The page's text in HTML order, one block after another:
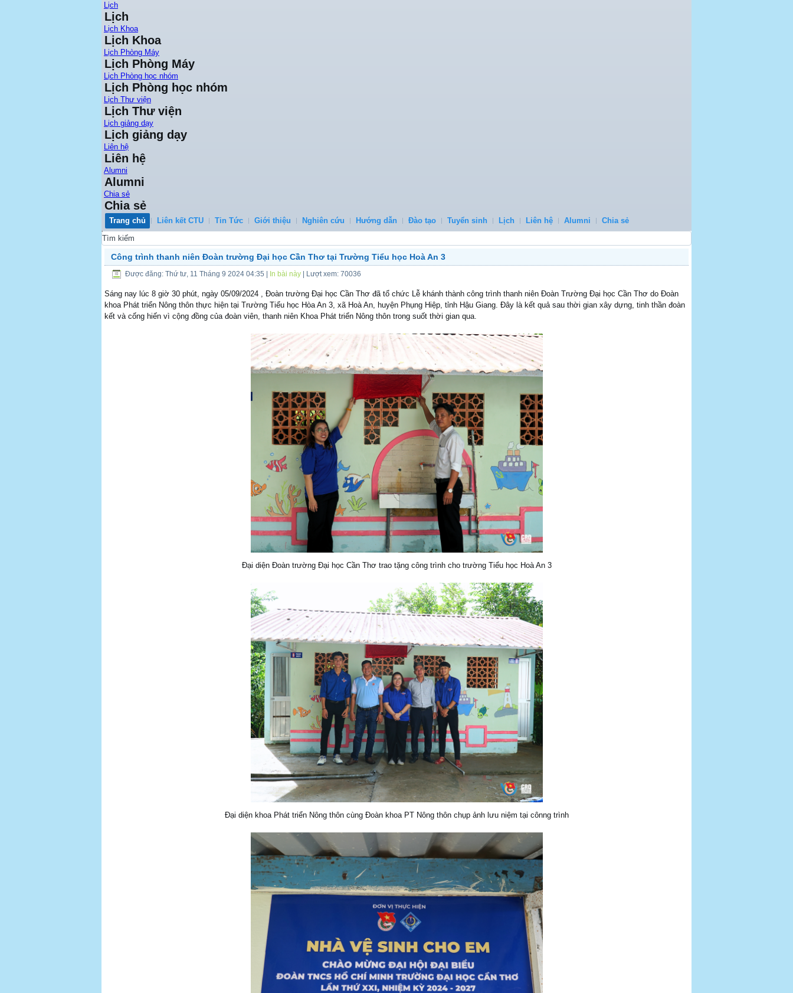
Lịch
Lịch
Lịch Khoa
Lịch Khoa
Lịch Phòng Máy
Lịch Phòng Máy
Lịch Phòng học nhóm
Lịch Phòng học nhóm
Lịch Thư viện
Lịch Thư viện
Lịch giảng dạy
Lịch giảng dạy
Liên hệ
Liên hệ
Alumni
Alumni
Chia sẻ
Chia sẻ
Trang chủ Liên kết CTU Tin Tức Giới thiệu Nghiên cứu Hướng dẫn Đào tạo Tuyển sinh Lịch Liên hệ Alumni
Chia sẻ
0
Công trình thanh niên Đoàn trường Đại học Cần Thơ tại Trường Tiểu học Hoà An 3
Được đăng: Thứ tư, 11 Tháng 9 2024 04:35 In bài này | Lượt xem: 70036
Sáng nay lúc 8 giờ 30 phút, ngày 05/09/2024 , Đoàn trường Đại học Cần Thơ đã tổ chức Lễ khánh thành công trình thanh niên Đoàn Trường Đại học Cần Thơ do Đoàn
khoa Phát triển Nông thôn thực hiện tại Trường Tiểu học Hòa An 3, xã Hoà An, huyện Phụng Hiệp, tỉnh Hậu Giang. Đây là kết quả sau thời gian xây dựng, tinh thần đoàn
kết và cống hiến vì cộng đồng của đoàn viên, thanh niên Khoa Phát triển Nông thôn trong suốt thời gian qua.
Đại diện Đoàn trường Đại học Cần Thơ trao tặng công trình cho trường Tiểu học Hoà An 3
Đại diện khoa Phát triển Nông thôn cùng Đoàn khoa PT Nông thôn chụp ảnh lưu niệm tại cônng trình